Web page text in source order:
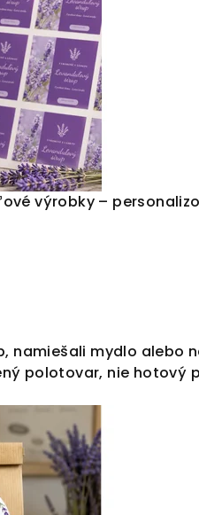
výrobky –
namiešali mydlo
polotovar, nie hotový